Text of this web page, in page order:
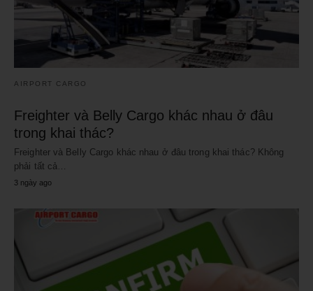
AIRPORT CARGO
Freighter và Belly Cargo khác nhau ở đâu
trong khai thác?
Freighter và Belly Cargo khác nhau ở đâu trong khai thác? Không
phải tất cả…
3 ngày ago